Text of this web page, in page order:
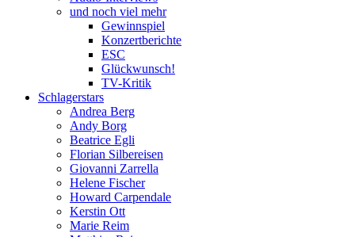
und noch viel mehr
Gewinnspiel
Konzertberichte
ESC
Glückwunsch!
TV-Kritik
Schlagerstars
Andrea Berg
Andy Borg
Beatrice Egli
Florian Silbereisen
Giovanni Zarrella
Helene Fischer
Howard Carpendale
Kerstin Ott
Marie Reim